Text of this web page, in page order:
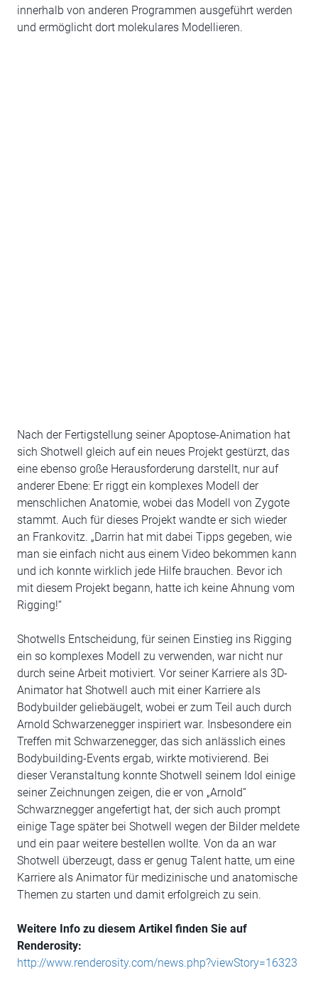
innerhalb von anderen Programmen ausgeführt werden
und ermöglicht dort molekulares Modellieren.
Nach der Fertigstellung seiner Apoptose-Animation hat
sich Shotwell gleich auf ein neues Projekt gestürzt, das
eine ebenso große Herausforderung darstellt, nur auf
anderer Ebene: Er riggt ein komplexes Modell der
menschlichen Anatomie, wobei das Modell von Zygote
stammt. Auch für dieses Projekt wandte er sich wieder
an Frankovitz. „Darrin hat mit dabei Tipps gegeben, wie
man sie einfach nicht aus einem Video bekommen kann
und ich konnte wirklich jede Hilfe brauchen. Bevor ich
mit diesem Projekt begann, hatte ich keine Ahnung vom
Rigging!“
Shotwells Entscheidung, für seinen Einstieg ins Rigging
ein so komplexes Modell zu verwenden, war nicht nur
durch seine Arbeit motiviert. Vor seiner Karriere als 3D-
Animator hat Shotwell auch mit einer Karriere als
Bodybuilder geliebäugelt, wobei er zum Teil auch durch
Arnold Schwarzenegger inspiriert war. Insbesondere ein
Treffen mit Schwarzenegger, das sich anlässlich eines
Bodybuilding-Events ergab, wirkte motivierend. Bei
dieser Veranstaltung konnte Shotwell seinem Idol einige
seiner Zeichnungen zeigen, die er von „Arnold“
Schwarznegger angefertigt hat, der sich auch prompt
einige Tage später bei Shotwell wegen der Bilder meldete
und ein paar weitere bestellen wollte. Von da an war
Shotwell überzeugt, dass er genug Talent hatte, um eine
Karriere als Animator für medizinische und anatomische
Themen zu starten und damit erfolgreich zu sein.
Weitere Info zu diesem Artikel finden Sie auf
Renderosity:
http://www.renderosity.com/news.php?viewStory=16323